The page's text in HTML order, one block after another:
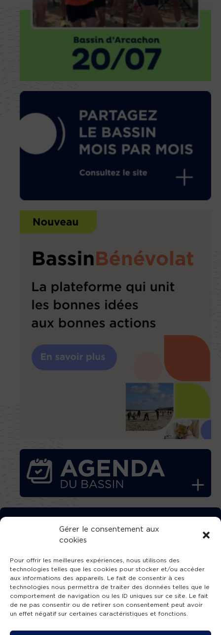
Gérer le consentement aux
cookies
Pour offrir les meilleures expériences, nous utilisons des
technologies telles que les cookies pour stocker et/ou accéder
aux informations des appareils. Le fait de consentir à ces
technologies nous permettra de traiter des données telles que le
comportement de navigation ou les ID uniques sur ce site. Le fait
de ne pas consentir ou de retirer son consentement peut avoir
un effet négatif sur certaines caractéristiques et fonctions.
TÉLÉCHARGEZ GRATUITEMENT
L’APPLICATION TVBA !
SUIVEZ-NOUS !